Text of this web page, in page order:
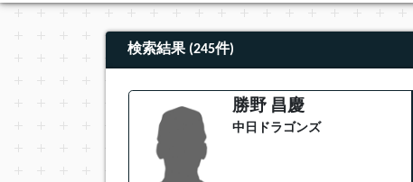
検索結果 (245件)
勝野 昌慶
中日ドラゴンズ